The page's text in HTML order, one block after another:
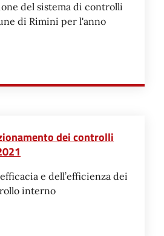
del sistema di controlli
di Rimini per l'anno
SUL FUNZIONAMENTO DEI
dei controlli
e dell’efficienza dei
interno
SUL FUNZIONAMENTO DEI